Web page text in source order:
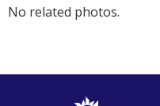
No related photos.